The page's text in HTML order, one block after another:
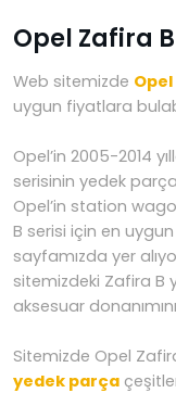
oluşturun
E-posta adresi
Şifre
hatırlaunuttum
Giriş Yap
Yeni Hesap
Oluştur
seçin
Tüm Kategoriler
O
OPEL
›
C
CHEVROLET
›
P
PEUGEOT
›
››
MOTOR
YAĞI
›
Opel Zafira
Web sitemizde
uygun fiyatlara
Opel’in 2005-2014
serisinin yedek
Opel’in station
B serisi için en
sayfamızda yer
sitemizdeki Zafira B
aksesuar
Sitemizde Opel
yedek parça